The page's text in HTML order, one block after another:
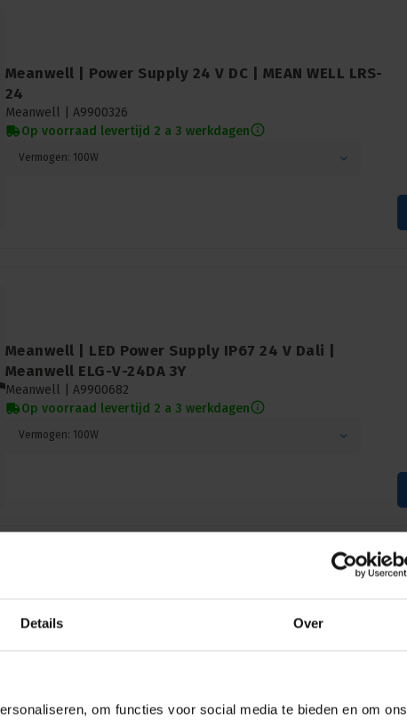
Details Over
om functies voor social media te bieden en om ons
Meanwell | Power Supply 24 V DC | MEAN WELL LRS-
24
Meanwell | A9900326
Op voorraad levertijd 2 a 3 werkdagen
Vermogen: 100W
Meanwell | LED Power Supply IP67 24 V Dali |
Meanwell ELG-V-24DA 3Y
Meanwell | A9900682
Op voorraad levertijd 2 a 3 werkdagen
Vermogen: 100W
Vermogen: 60W